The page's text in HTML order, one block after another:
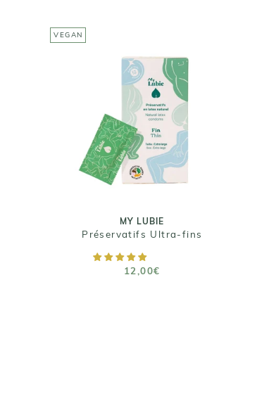
VEGAN
MY LUBIE
Préservatifs Ultra-fins
12,00€
MY LUBIE
Préservatifs Ultra-fins
12,00€
Tailles : Standard (53
mm) - Large (57mm) -
Extra Large (60mm)
AJOUTER AU PANIER